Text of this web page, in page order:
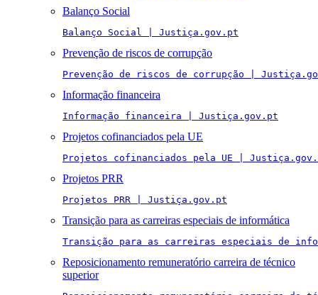
Balanço Social
Balanço Social | Justiça.gov.pt
Prevenção de riscos de corrupção
Prevenção de riscos de corrupção |
Informação financeira
Informação financeira | Justiça.gov.pt
Projetos cofinanciados pela UE
Projetos cofinanciados pela UE |
Projetos PRR
Projetos PRR | Justiça.gov.pt
Transição para as carreiras especiais de informática
Transição para as carreiras especiais de
Reposicionamento remuneratório carreira de técnico
superior